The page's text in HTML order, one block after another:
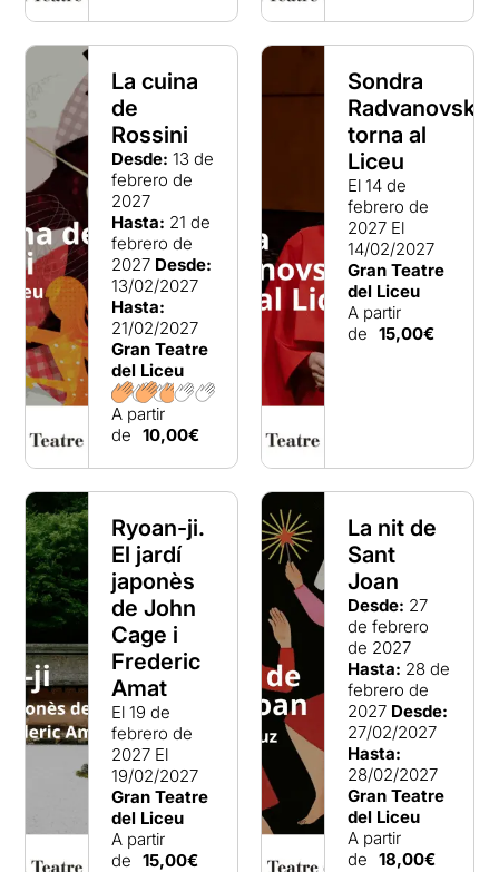
La cuina
de
Rossini
Desde: 13 de
febrero de
2027
Hasta: 21 de
febrero de
2027 Desde:
13/02/2027
Hasta:
21/02/2027
Gran Teatre
del Liceu
A partir
de 10,00€
Sondra
Radvanovsky
torna al
Liceu
El 14 de
febrero de
2027 El
14/02/2027
Gran Teatre
del Liceu
A partir
de 15,00€
Ryoan-ji.
El jardí
japonès
de John
Cage i
Frederic
Amat
El 19 de
febrero de
2027 El
19/02/2027
Gran Teatre
del Liceu
A partir
de 15,00€
La nit de
Sant
Joan
Desde: 27
de febrero
de 2027
Hasta: 28 de
febrero de
2027 Desde:
27/02/2027
Hasta:
28/02/2027
Gran Teatre
del Liceu
A partir
de 18,00€